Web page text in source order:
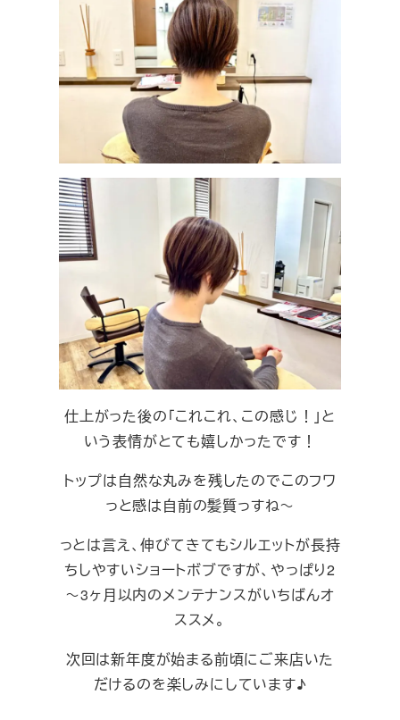
仕上がった後の「これこれ、この感じ！」と
いう表情がとても嬉しかったです！
トップは自然な丸みを残したのでこのフワ
っと感は自前の髪質っすね～
っとは言え、伸びてきてもシルエットが長持
ちしやすいショートボブですが、やっぱり2
～3ヶ月以内のメンテナンスがいちばんオ
ススメ。
次回は新年度が始まる前頃にご来店いた
だけるのを楽しみにしています♪